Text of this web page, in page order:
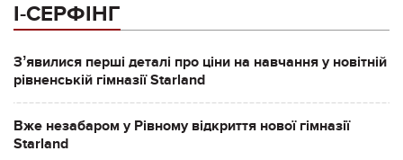
І-СЕРФІНГ
Зʼявилися перші деталі про ціни на навчання у новітній
рівненській гімназії Starland
Вже незабаром у Рівному відкриття нової гімназії
Starland